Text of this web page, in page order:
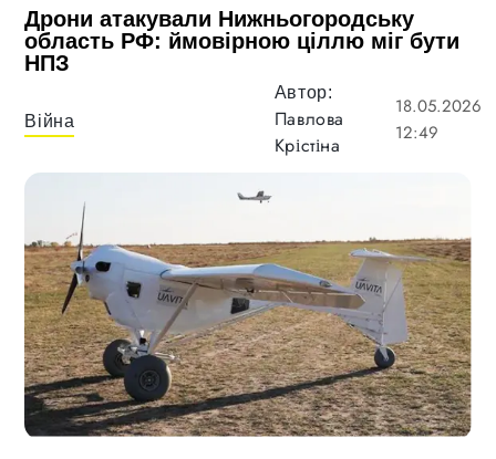
Дрони атакували Нижньогородську
область РФ: ймовірною ціллю міг бути
НПЗ
Війна
Автор:
Павлова
Крістіна
18.05.2026
12:49